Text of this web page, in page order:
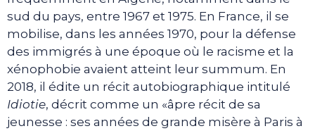
sud du pays, entre 1967 et 1975. En France, il se
mobilise, dans les années 1970, pour la défense
des immigrés à une époque où le racisme et la
xénophobie avaient atteint leur summum. En
2018, il édite un récit autobiographique intitulé
Idiotie, décrit comme un «âpre récit de sa
jeunesse : ses années de grande misère à Paris à